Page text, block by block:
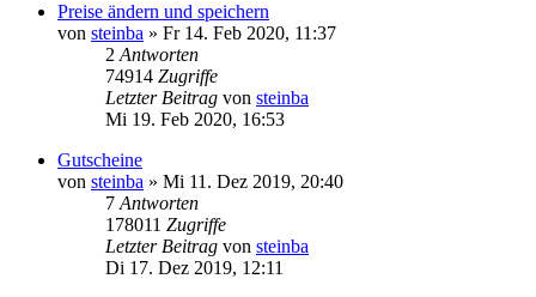
Preise ändern und speichern
von steinba » Fr 14. Feb 2020, 11:37
2 Antworten
74914 Zugriffe
Letzter Beitrag von steinba
Mi 19. Feb 2020, 16:53
Gutscheine
von steinba » Mi 11. Dez 2019, 20:40
7 Antworten
178011 Zugriffe
Letzter Beitrag von steinba
Di 17. Dez 2019, 12:11